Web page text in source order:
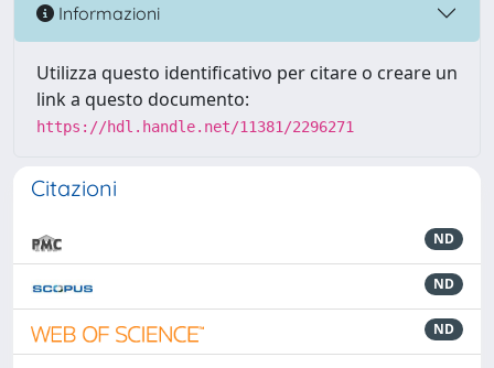
Informazioni
Utilizza questo identificativo per citare o creare un
link a questo documento:
https://hdl.handle.net/11381/2296271
Citazioni
ND
ND
ND